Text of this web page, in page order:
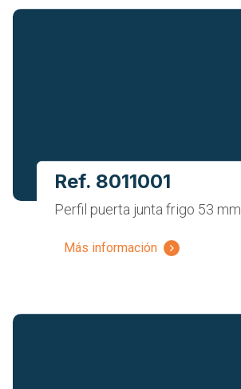
Ref. 8011001
Perfil puerta junta frigo 53 mm
Más información